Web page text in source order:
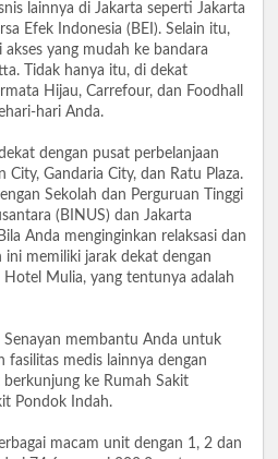
lainnya di Jakarta seperti Jakarta
Efek Indonesia (BEI). Selain itu,
yang mudah ke bandara
Tidak hanya itu, di dekat
Hijau, Carrefour, dan Foodhall
hari Anda.
dengan pusat perbelanjaan
City, Gandaria City, dan Ratu Plaza.
Sekolah dan Perguruan Tinggi
(BINUS) dan Jakarta
Anda menginginkan relaksasi dan
ini memiliki jarak dekat dengan
Hotel Mulia, yang tentunya adalah
Senayan membantu Anda untuk
fasilitas medis lainnya dengan
ke Rumah Sakit
Pondok Indah.
macam unit dengan 1, 2 dan